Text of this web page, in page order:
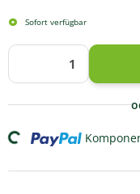
Sofort verfügbar